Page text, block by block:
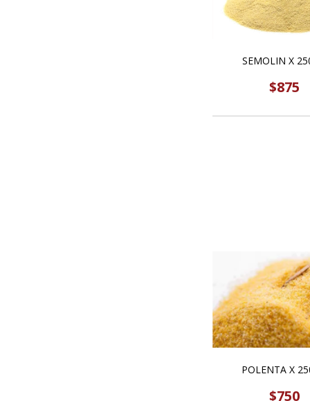
SEMOLIN X
$875
POLENTA X
$750